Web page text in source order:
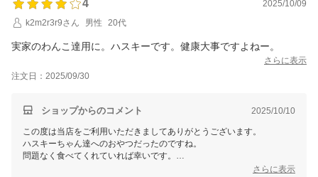
4
2025/10/09
k2m2r3r9さん
男性 20代
実家のわんこ達用に。ハスキーです。健康大事ですよねー。
さらに表示
注文日：2025/09/30
ショップからのコメント 2025/10/10
この度は当店をご利用いただきましてありがとうございます。
ハスキーちゃん達へのおやつだったのですね。
問題なく食べてくれていれば幸いです。
さらに表示